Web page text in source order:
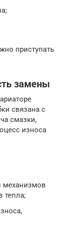
приступать
замены
связана с
смазки,
износа
механизмов
тепла;